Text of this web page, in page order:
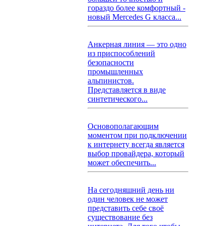
гораздо более комфортный -
новый Mercedes G класса...
Анкерная линия — это одно
из приспособлений
безопасности
промышленных
альпинистов.
Представляется в виде
синтетического...
Основополагающим
моментом при подключении
к интернету всегда является
выбор провайдера, который
может обеспечить...
На сегодняшний день ни
один человек не может
представить себе своё
существование без